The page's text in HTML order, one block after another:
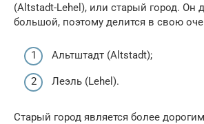
(Altstadt-Lehel), или старый город. Он
большой, поэтому делится в свою
Альтштадт (Altstadt);
Леэль (Lehel).
Старый город является более